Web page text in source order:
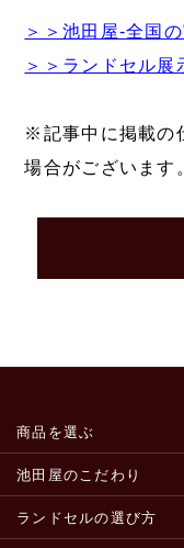
＞＞池田屋-全国
＞＞ランドセル展
※記事中に掲載の
場合がございます
商品を選ぶ
池田屋のこだわり
ランドセルの選び方